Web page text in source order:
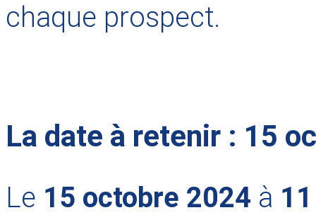
chaque prospect.
La date à retenir : 15
Le 15 octobre 2024 à